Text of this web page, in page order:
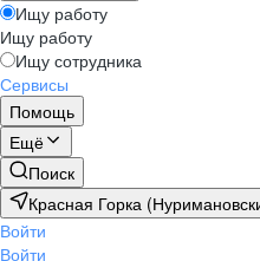
Ищу работу
Ищу работу
Ищу сотрудника
Сервисы
Помощь
Ещё
Поиск
Красная Горка
Войти
Войти